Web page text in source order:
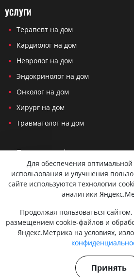
УСЛУГИ
Терапевт на дом
Кардиолог на дом
Невролог на дом
Эндокринолог на дом
Онколог на дом
Хирург на дом
Травматолог на дом
Политика конфиденциальности
Согласие на обработку
Вся представленная на сайте информация
офертой и не служит для постановки
в соцсетях не являются медицинскими
исключительно информационный
конфиденциальности и безопасности мы
Персональные данные не передаются
Действуют мобильные медицинские
Проконсультируйтесь с врачом. 18+
Для обеспечения
использования и улучшения
сайте используются технологии
аналитики
Продолжая пользоваться
размещением cookie-файлов и
Яндекс.Метрика на условиях,
Принять